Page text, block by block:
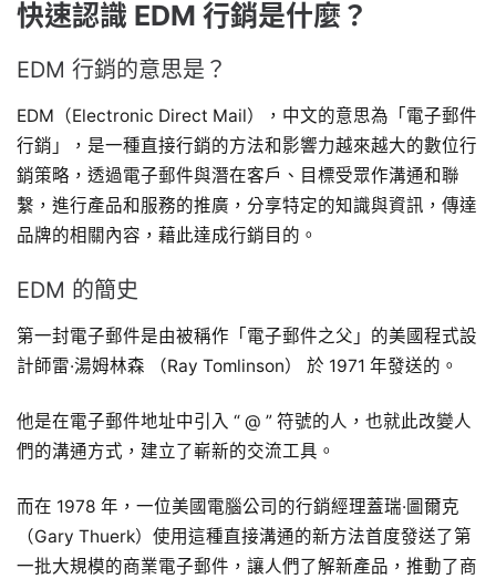
快速認識 EDM 行銷是什麼？
EDM 行銷的意思是？
EDM（Electronic Direct Mail），中文的意思為「電子郵件
行銷」，是一種直接行銷的方法和影響力越來越大的數位行
銷策略，透過電子郵件與潛在客戶、目標受眾作溝通和聯
繫，進行產品和服務的推廣，分享特定的知識與資訊，傳達
品牌的相關內容，藉此達成行銷目的。
EDM 的簡史
第一封電子郵件是由被稱作「電子郵件之父」的美國程式設
計師雷·湯姆林森 （Ray Tomlinson） 於 1971 年發送的。
他是在電子郵件地址中引入 “ @ ” 符號的人，也就此改變人
們的溝通方式，建立了嶄新的交流工具。
而在 1978 年，一位美國電腦公司的行銷經理蓋瑞·圖爾克
（Gary Thuerk）使用這種直接溝通的新方法首度發送了第
一批大規模的商業電子郵件，讓人們了解新產品，推動了商